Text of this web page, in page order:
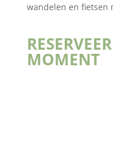
wandelen en fietsen
MOMENT